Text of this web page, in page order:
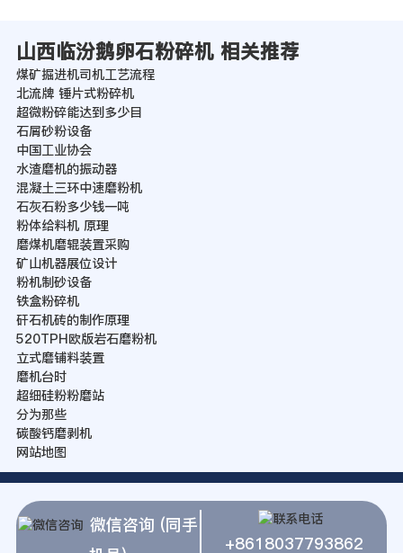
山西临汾鹅卵石粉碎机 相关推荐
煤矿掘进机司机工艺流程
北流牌 锤片式粉碎机
超微粉碎能达到多少目
石屑砂粉设备
中国工业协会
水渣磨机的振动器
混凝土三环中速磨粉机
石灰石粉多少钱一吨
粉体给料机 原理
磨煤机磨辊装置采购
矿山机器展位设计
粉机制砂设备
铁盒粉碎机
矸石机砖的制作原理
520TPH欧版岩石磨粉机
立式磨铺料装置
磨机台时
超细硅粉粉磨站
分为那些
碳酸钙磨剥机
网站地图
微信咨询 (同手
+8618037793862